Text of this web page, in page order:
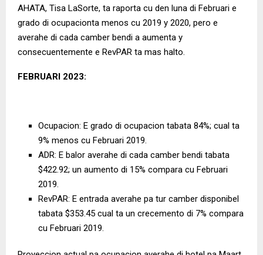
AHATA, Tisa LaSorte, ta raporta cu den luna di Februari e
grado di ocupacionta menos cu 2019 y 2020, pero e
averahe di cada camber bendi a aumenta y
consecuentemente e RevPAR ta mas halto.
FEBRUARI 2023:
Ocupacion: E grado di ocupacion tabata 84%; cual ta
9% menos cu Februari 2019.
ADR: E balor averahe di cada camber bendi tabata
$422.92; un aumento di 15% compara cu Februari
2019.
RevPAR: E entrada averahe pa tur camber disponibel
tabata $353.45 cual ta un crecemento di 7% compara
cu Februari 2019.